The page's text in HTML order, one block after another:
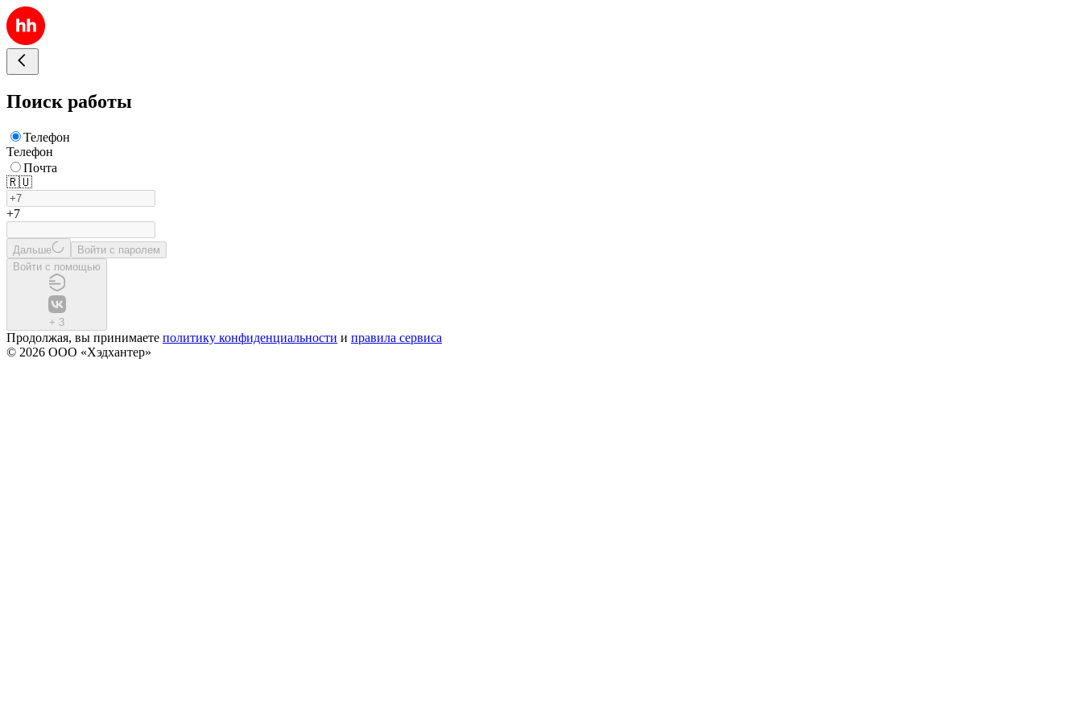
Поиск работы
Телефон
Телефон
Почта
🇷🇺
+7
Дальше
Войти с паролем
Войти с помощью
+ 3
Продолжая, вы принимаете политику конфиденциальности и правила сервиса
© 2026 ООО «Хэдхантер»